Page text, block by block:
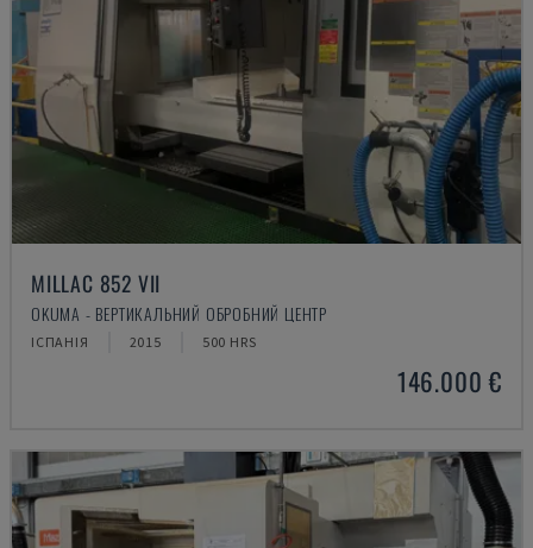
MILLAC 852 VII
OKUMA - ВЕРТИКАЛЬНИЙ ОБРОБНИЙ ЦЕНТР
ІСПАНІЯ 2015 500 HRS
146.000 €